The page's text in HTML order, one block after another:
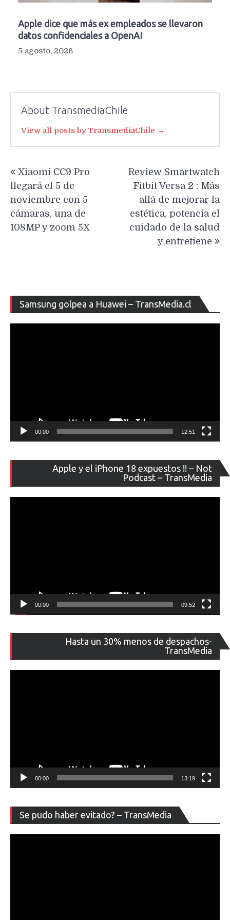
Apple dice que más ex empleados se llevaron
datos confidenciales a OpenAI
5 agosto, 2026
About TransmediaChile
View all posts by TransmediaChile →
de
entradas
Xiaomi CC9 Pro
llegará el 5 de
noviembre con 5
cámaras, una de
108MP y zoom 5X
Review Smartwatch
Fitbit Versa 2 : Más
allá de mejorar la
estética, potencia el
cuidado de la salud
y entretiene
Samsung golpea a Huawei – TransMedia.cl
de
00:00 12:51
Apple y el iPhone 18 expuestos !! – Not
Podcast – TransMedia
de
00:00 09:52
Hasta un 30% menos de despachos-
TransMedia
de
00:00 13:19
Se pudo haber evitado? – TransMedia
de